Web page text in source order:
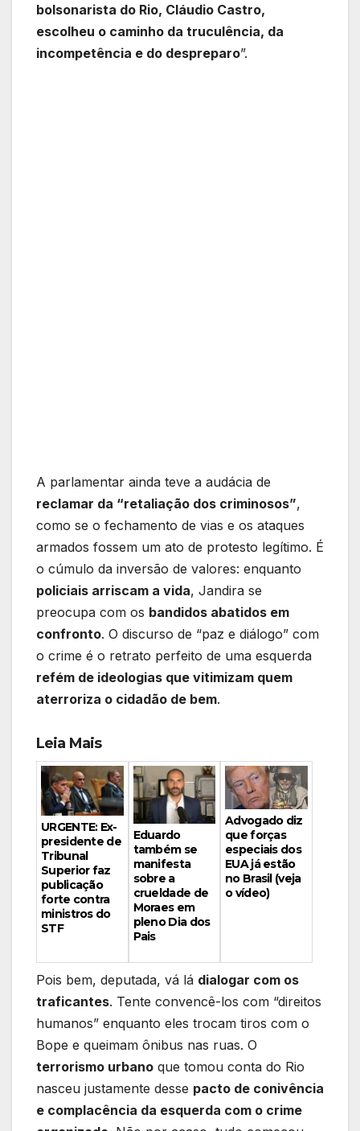
bolsonarista do Rio, Cláudio Castro,
escolheu o caminho da truculência, da
incompetência e do despreparo”.
A parlamentar ainda teve a audácia de
reclamar da “retaliação dos criminosos”,
como se o fechamento de vias e os ataques
armados fossem um ato de protesto legítimo. É
o cúmulo da inversão de valores: enquanto
policiais arriscam a vida, Jandira se
preocupa com os bandidos abatidos em
confronto. O discurso de “paz e diálogo” com
o crime é o retrato perfeito de uma esquerda
refém de ideologias que vitimizam quem
aterroriza o cidadão de bem.
Leia Mais
URGENTE: Ex-
presidente de
Tribunal
Superior faz
publicação
forte contra
ministros do
STF
Eduardo
também se
manifesta
sobre a
crueldade de
Moraes em
pleno Dia dos
Pais
Advogado diz
que forças
especiais dos
EUA já estão
no Brasil (veja
o vídeo)
Pois bem, deputada, vá lá dialogar com os
traficantes. Tente convencê-los com “direitos
humanos” enquanto eles trocam tiros com o
Bope e queimam ônibus nas ruas. O
terrorismo urbano que tomou conta do Rio
nasceu justamente desse pacto de conivência
e complacência da esquerda com o crime